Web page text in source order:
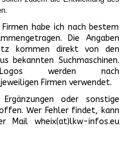
habe ich nach bestem
Die Angaben
kommen direkt von den
bekannten Suchmaschinen.
werden nach
Firmen verwendet.
oder sonstige
Wer Fehler findet, kann
Mail wheix(at)lkw-infos.eu